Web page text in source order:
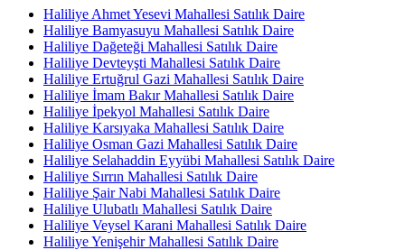
Haliliye Ahmet Yesevi Mahallesi Satılık Daire
Haliliye Bamyasuyu Mahallesi Satılık Daire
Haliliye Dağeteği Mahallesi Satılık Daire
Haliliye Devteyşti Mahallesi Satılık Daire
Haliliye Ertuğrul Gazi Mahallesi Satılık Daire
Haliliye İmam Bakır Mahallesi Satılık Daire
Haliliye İpekyol Mahallesi Satılık Daire
Haliliye Karsıyaka Mahallesi Satılık Daire
Haliliye Osman Gazi Mahallesi Satılık Daire
Haliliye Selahaddin Eyyübi Mahallesi Satılık Daire
Haliliye Sırrın Mahallesi Satılık Daire
Haliliye Şair Nabi Mahallesi Satılık Daire
Haliliye Ulubatlı Mahallesi Satılık Daire
Haliliye Veysel Karani Mahallesi Satılık Daire
Haliliye Yenişehir Mahallesi Satılık Daire